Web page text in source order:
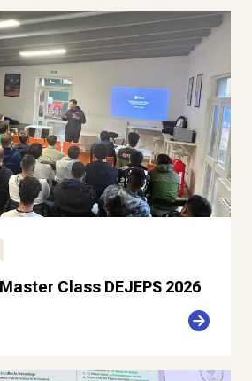
Class DEJEPS 2026